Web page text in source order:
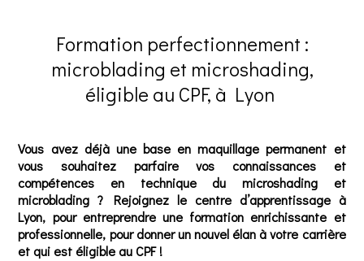
Formation perfectionnement :
microblading et microshading,
éligible au CPF, à Lyon
Vous avez déjà une base en maquillage permanent et
vous souhaitez parfaire vos connaissances et
compétences en technique du microshading et
microblading ? Rejoignez le centre d’apprentissage à
Lyon, pour entreprendre une formation enrichissante et
professionnelle, pour donner un nouvel élan à votre carrière
et qui est éligible au CPF !